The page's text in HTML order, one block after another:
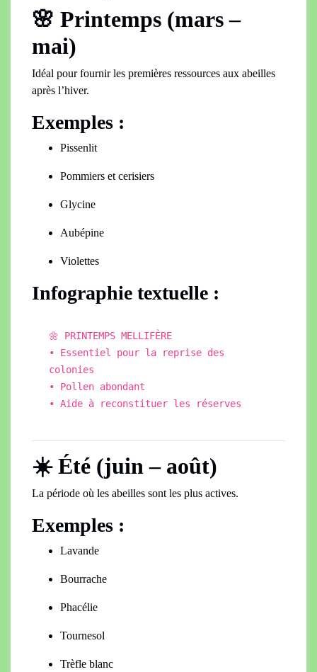
🌸 Printemps (mars –
mai)
Idéal pour fournir les premières ressources aux abeilles
après l’hiver.
Exemples :
Pissenlit
Pommiers et cerisiers
Glycine
Aubépine
Violettes
Infographie textuelle :
🌼 PRINTEMPS MELLIFÈRE
• Essentiel pour la reprise des
colonies
• Pollen abondant
• Aide à reconstituer les
réserves
☀️ Été (juin – août)
La période où les abeilles sont les plus actives.
Exemples :
Lavande
Bourrache
Phacélie
Tournesol
Trèfle blanc